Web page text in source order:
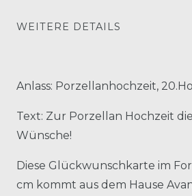
WEITERE DETAILS
Anlass: Porzellanhochzeit,
Text: Zur Porzellan Hochzeit
Wünsche!
Diese Glückwunschkarte im
cm kommt aus dem Hause